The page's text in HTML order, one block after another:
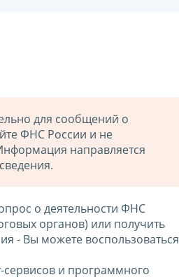
для сообщений о
ФНС России и не
направляется
о деятельности ФНС
органов) или получить
- Вы можете воспользоваться
и программного